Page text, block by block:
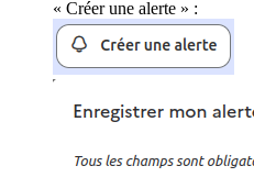
« Créer une alerte » :